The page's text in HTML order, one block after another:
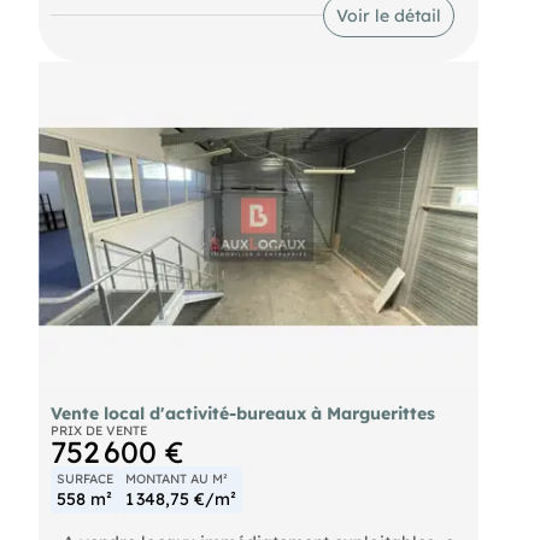
à la charge de l’acquéreur. Dossier complet et
Voir le détail
Vente local d'activité-bureaux à Marguerittes
PRIX DE VENTE
752 600 €
SURFACE
558 m²
MONTANT AU M²
1 348,75 €/m²